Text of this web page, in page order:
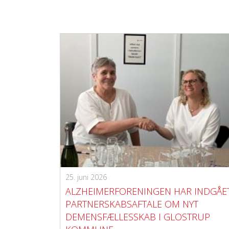
25. juni 2026
ALZHEIMERFORENINGEN HAR
PARTNERSKABSAFTALE OM NYT
DEMENSFÆLLESSKAB I GLOSTRUP